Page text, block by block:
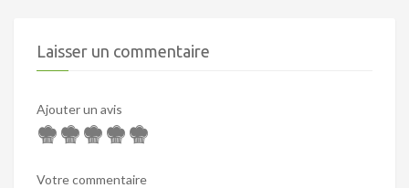
Laisser un commentaire
Ajouter un avis
Votre commentaire